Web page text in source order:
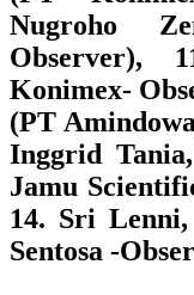
Nugroho
Observer),
Konimex-
(PT
Inggrid
Jamu
14. Sri
Sentosa -